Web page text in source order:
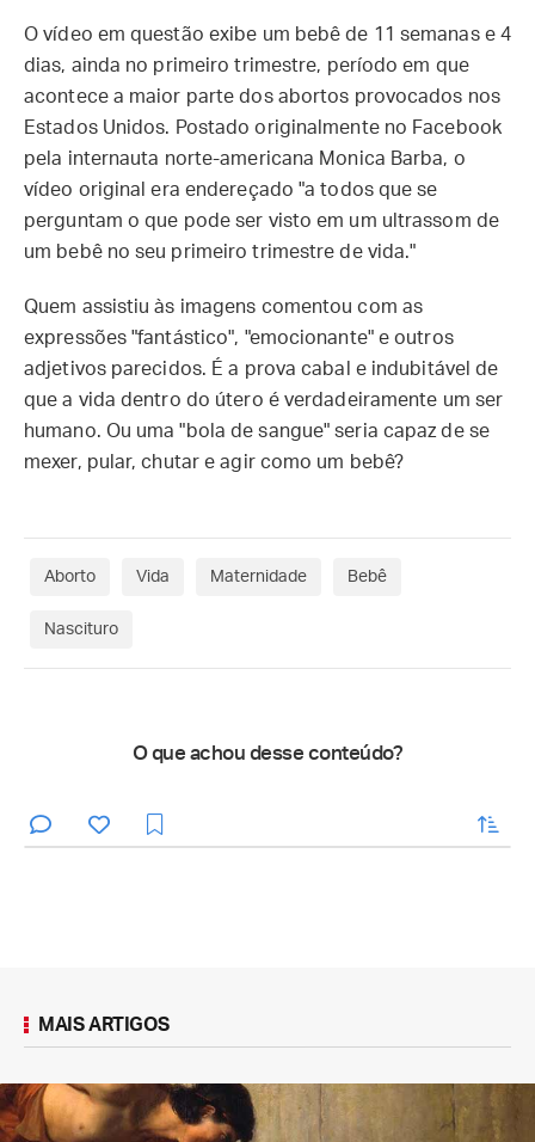
O vídeo em questão exibe um bebê de 11 semanas e 4
dias, ainda no primeiro trimestre, período em que
acontece a maior parte dos abortos provocados nos
Estados Unidos. Postado originalmente no Facebook
pela internauta norte-americana Monica Barba, o
vídeo original era endereçado "a todos que se
perguntam o que pode ser visto em um ultrassom de
um bebê no seu primeiro trimestre de vida."
Quem assistiu às imagens comentou com as
expressões "fantástico", "emocionante" e outros
adjetivos parecidos. É a prova cabal e indubitável de
que a vida dentro do útero é verdadeiramente um ser
humano. Ou uma "bola de sangue" seria capaz de se
mexer, pular, chutar e agir como um bebê?
Aborto Vida Maternidade Bebê
Nascituro
O que achou desse conteúdo?
enviar
MAIS ARTIGOS